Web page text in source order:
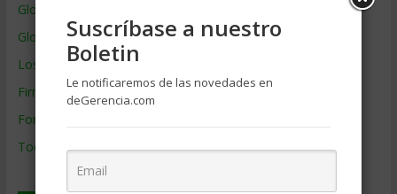
Glosario
Glosario Inglés – Español
Los mejores MBA
Firmas de Gerencia
Formación de Gerencia
Todos los Temas
Suscríbase a nuestro
Boletin
Le notificaremos de las novedades en
deGerencia.com